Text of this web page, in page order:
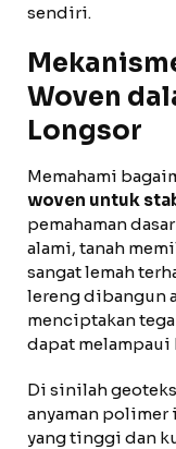
sendiri.
Woven
Longsor
Memahami
woven untuk
pemahaman
alami, tanah
sangat lemah
lereng dibangun
menciptakan
dapat melampaui
Di sinilah
anyaman
yang tinggi dan